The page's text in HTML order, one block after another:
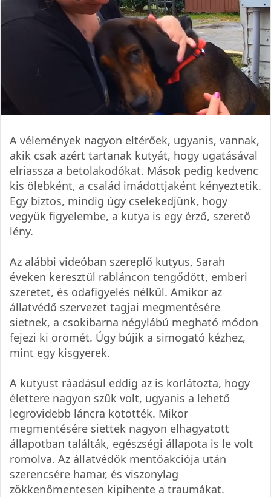
A vélemények nagyon eltérőek, ugyanis, vannak,
akik csak azért tartanak kutyát, hogy ugatásával
elriassza a betolakodókat. Mások pedig kedvenc
kis ölebként, a család imádottjaként kényeztetik.
Egy biztos, mindig úgy cselekedjünk, hogy
vegyük figyelembe, a kutya is egy érző, szerető
lény.
Az alábbi videóban szereplő kutyus, Sarah
éveken keresztül rabláncon tengődött, emberi
szeretet, és odafigyelés nélkül. Amikor az
állatvédő szervezet tagjai megmentésére
sietnek, a csokibarna négylábú megható módon
fejezi ki örömét. Úgy bújik a simogató kézhez,
mint egy kisgyerek.
A kutyust ráadásul eddig az is korlátozta, hogy
élettere nagyon szűk volt, ugyanis a lehető
legrövidebb láncra kötötték. Mikor
megmentésére siettek nagyon elhagyatott
állapotban találták, egészségi állapota is le volt
romolva. Az állatvédők mentőakciója után
szerencsére hamar, és viszonylag
zökkenőmentesen kipihente a traumákat.